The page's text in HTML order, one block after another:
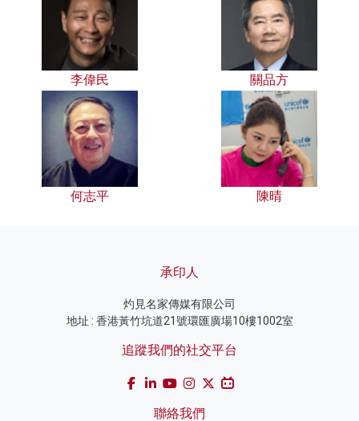
李偉民 關品方
何志平 陳晴
承印人
灼見名家傳媒有限公司
地址 : 香港黃竹坑道21號環匯廣場10樓1002室
追蹤我們的社交平台
聯絡我們